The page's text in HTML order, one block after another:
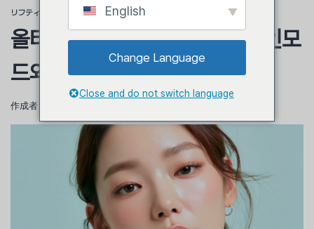
リフティング/ハリ
올타이트 효과, 써마지·울쎄라·인모
드와 어떻게 다른가요?
作成者
English
Change Language
Close and do not switch language